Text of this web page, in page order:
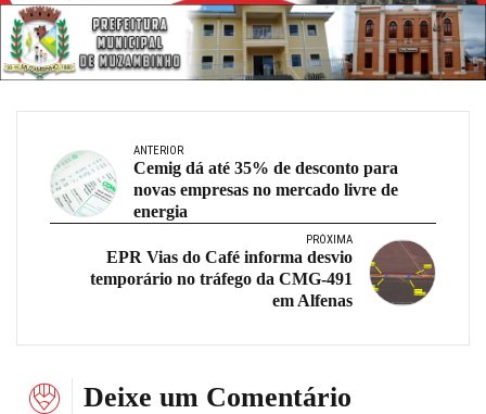
ANTERIOR
Cemig dá até 35% de desconto para
novas empresas no mercado livre de
energia
PRÓXIMA
EPR Vias do Café informa desvio
temporário no tráfego da CMG-491
em Alfenas
Deixe um Comentário